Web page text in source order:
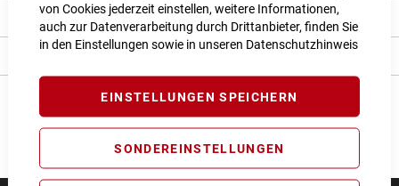
von Cookies jederzeit einstellen, weitere Informationen,
auch zur Datenverarbeitung durch Drittanbieter, finden Sie
in den Einstellungen sowie in unseren Datenschutzhinweis
EINSTELLUNGEN SPEICHERN
SONDEREINSTELLUNGEN
Bewertungen
Angaben zur Produktsicherheit